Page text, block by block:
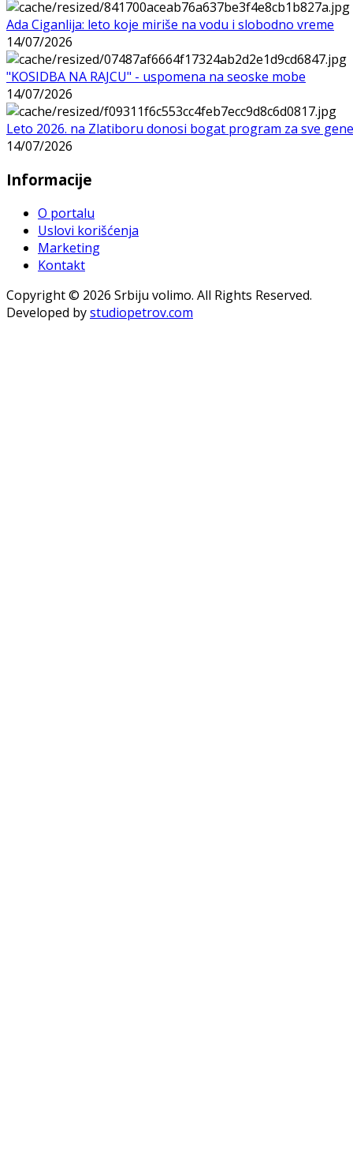
Ada Ciganlija: leto koje miriše na vodu i slobodno vreme
14/07/2026
"KOSIDBA NA RAJCU" - uspomena na seoske mobe
14/07/2026
Leto 2026. na Zlatiboru donosi bogat program za sve
14/07/2026
Informacije
O portalu
Uslovi korišćenja
Marketing
Kontakt
Copyright © 2026 Srbiju volimo. All Rights Reserved.
Developed bystudiopetrov.com